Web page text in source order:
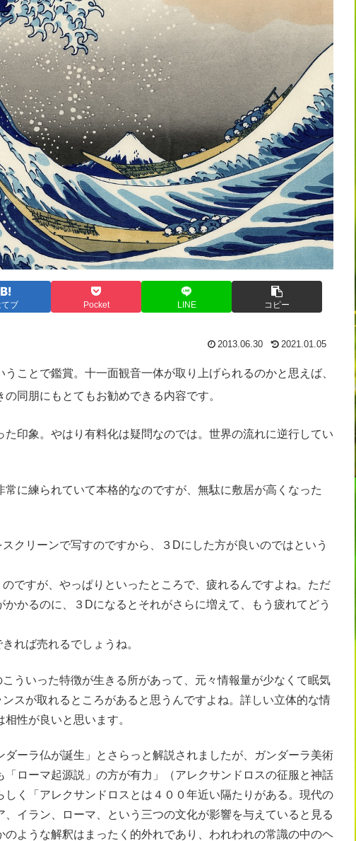
ブ Pocket LINE コピー
2013.06.30 2021.01.05
ことで鑑賞。十一面観音一体が取り上げられるのかと思えば、
同朋にもとてもお勧めできる内容です。
印象。やはり有料化は疑問なのでは。世界の流れに逆行してい
に練られていて本格的なのですが、無駄に敷居が高くなった
クリーンで写すのですから、３Dにした方が良いのではという
ですが、やっぱりといったところで、疲れるんですよね。ただ
かるのに、３Dになるとそれがさらに増えて、もう疲れてどう
れば売れるでしょうね。
ういった特徴が生きる所があって、元々情報量が少なくて眠気
スが取れるところがあると思うんですよね。詳しい立体的な情
性が良いと思います。
ーラ仏が誕生」とさらっと解説されましたが、ガンダーラ美術
ローマ起源説」の方が有力」（アレクサンドロスの征服と神話
く「アレクサンドロスとは４００年近い隔たりがある。現代の
イラン、ローマ、という三つの文化が影響を与えていると見る
ような解釈はまったく的外れであり、われわれの常識の中のヘ